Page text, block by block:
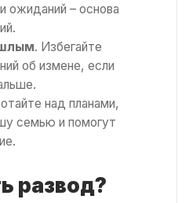
ожиданий – основа
. Избегайте
об измене, если
над планами,
семью и помогут
развод?